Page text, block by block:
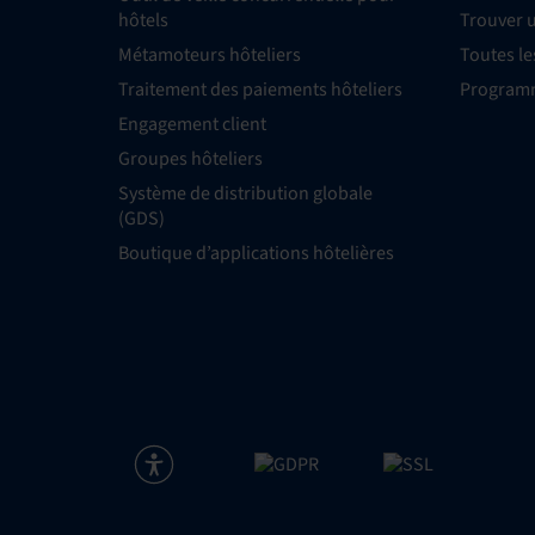
hôtels
Métamoteurs hôteliers
Traitement des paiements hôteliers
Engagement client
Groupes hôteliers
Système de distribution globale
(GDS)
Boutique d’applications hôtelières
Trouver
Toutes